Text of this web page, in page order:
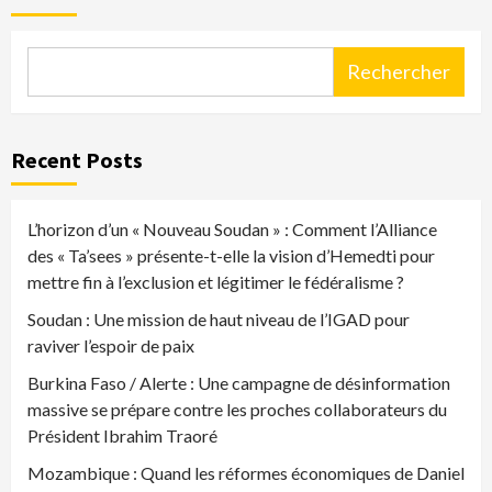
Rechercher
Recent Posts
L’horizon d’un « Nouveau Soudan » : Comment l’Alliance
des « Ta’sees » présente-t-elle la vision d’Hemedti pour
mettre fin à l’exclusion et légitimer le fédéralisme ?
Soudan : Une mission de haut niveau de l’IGAD pour
raviver l’espoir de paix
Burkina Faso / Alerte : Une campagne de désinformation
massive se prépare contre les proches collaborateurs du
Président Ibrahim Traoré
Mozambique : Quand les réformes économiques de Daniel